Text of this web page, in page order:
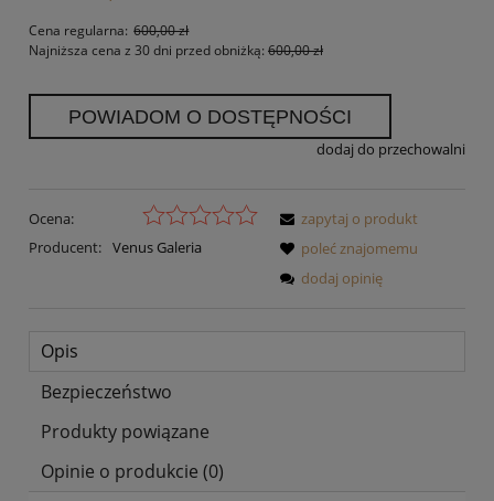
Cena regularna: 600,00 zł
Najniższa cena z 30 dni przed obniżką: 600,00 zł
POWIADOM O DOSTĘPNOŚCI
dodaj do przechowalni
Ocena:
Producent: Venus Galeria
zapytaj o produkt
poleć znajomemu
dodaj opinię
Opis
Bezpieczeństwo
Produkty powiązane
Opinie o produkcie (0)